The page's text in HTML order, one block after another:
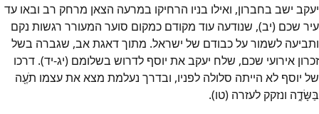
יעקב ישב בחברון, ואילו בניו הרחיקו במרעה הצאן מרחק רב ובאו עד
עיר שכם (יב), שנודעה עוד מקודם כמקום סוער המעורר רגשות נקם
ותביעה לשמור על כבודם של ישראל. מתוך דאגת אב, שגברה בשל
זכרון אירועי שכם, שלח יעקב את יוסף לדרוש בשלומם (יג-יד). דרכו
של יוסף לא הייתה סלולה לפניו, ובדרך נעלמת מצא את עצמו תֹעֶ֖ה
בַּשָּׂדֶ֑ה ונזקק לעזרה (טו).